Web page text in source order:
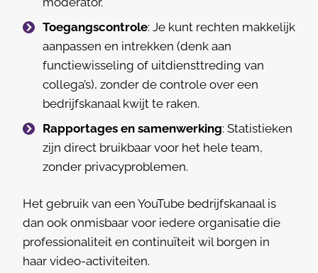
Toegangscontrole: Je kunt rechten makkelijk
aanpassen en intrekken (denk aan
functiewisseling of uitdiensttreding van
collega’s), zonder de controle over een
bedrijfskanaal kwijt te raken.
Rapportages en samenwerking: Statistieken
zijn direct bruikbaar voor het hele team,
zonder privacyproblemen.
Het gebruik van een YouTube bedrijfskanaal is
dan ook onmisbaar voor iedere organisatie die
professionaliteit en continuïteit wil borgen in
haar video-activiteiten.